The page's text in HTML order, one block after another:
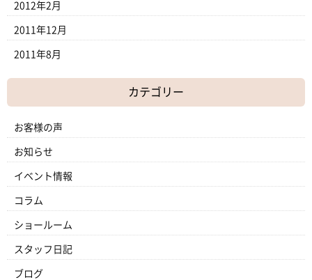
2012年2月
2011年12月
2011年8月
カテゴリー
お客様の声
お知らせ
イベント情報
コラム
ショールーム
スタッフ日記
ブログ